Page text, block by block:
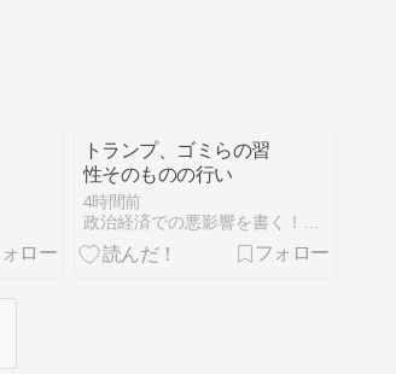
トランプ、ゴミらの習
性そのものの行い
4時間前